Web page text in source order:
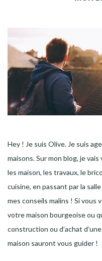
Hey ! Je suis Olive. Je suis
maisons. Sur mon blog, je
les maison, les travaux, le
cuisine, en passant par la
mes conseils malins ! Si vous
votre maison bourgeoise ou
construction ou d’achat
maison sauront vous guider !